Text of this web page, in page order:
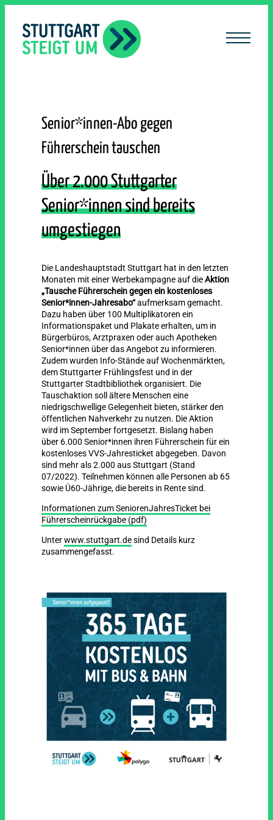
Senior*innen-Abo gegen
Führerschein tauschen
Über 2.000 Stuttgarter
Senior*innen sind bereits
umgestiegen
Die Landeshauptstadt Stuttgart hat in den letzten
Monaten mit einer Werbekampagne auf dieAktion
„Tausche Führerschein gegen ein kostenloses
Senior*innen-Jahresabo“aufmerksam gemacht.
Dazu haben über 100 Multiplikatoren ein
Informationspaket und Plakate erhalten, um in
Bürgerbüros, Arztpraxen oder auch Apotheken
Senior*innen über das Angebot zu informieren.
Zudem wurden Info-Ständeauf Wochenmärkten,
dem Stuttgarter Frühlingsfest und in der
Stuttgarter Stadtbibliothek organisiert. Die
Tauschaktion soll ältere Menschen eine
niedrigschwellige Gelegenheit bieten, stärker den
öffentlichen Nahverkehr zu nutzen. Die Aktion
wird im September fortgesetzt. Bislang haben
über 6.000 Senior*innen ihren Führerschein für ein
kostenloses VVS-Jahresticket abgegeben. Davon
sind mehr als 2.000 aus Stuttgart (Stand
07/2022). Teilnehmen können alle Personen ab 65
sowie Ü60-Jährige, die bereits in Rente sind.
Informationen zum SeniorenJahresTicket bei
Führerscheinrückgabe (pdf)
Unterwww.stuttgart.desind Details kurz
zusammengefasst.